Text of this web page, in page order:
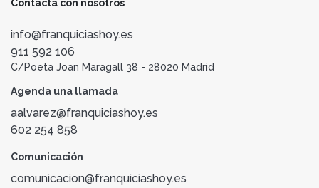
Contacta con nosotros
info@franquiciashoy.es
911 592 106
C/Poeta Joan Maragall 38 - 28020 Madrid
Agenda una llamada
aalvarez@franquiciashoy.es
602 254 858
Comunicación
comunicacion@franquiciashoy.es